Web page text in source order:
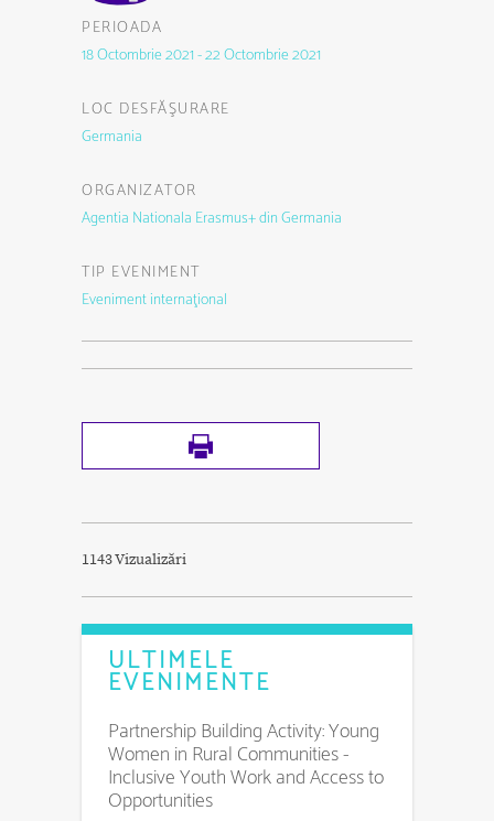
PERIOADA
18 Octombrie 2021 - 22 Octombrie 2021
LOC DESFĂŞURARE
Germania
ORGANIZATOR
Agentia Nationala Erasmus+ din Germania
TIP EVENIMENT
Eveniment internaţional
1143 Vizualizări
ULTIMELE
EVENIMENTE
Partnership Building Activity: Young
Women in Rural Communities -
Inclusive Youth Work and Access to
Opportunities